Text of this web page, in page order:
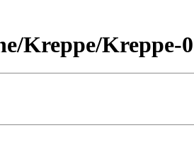
Kreppe/Kreppe-